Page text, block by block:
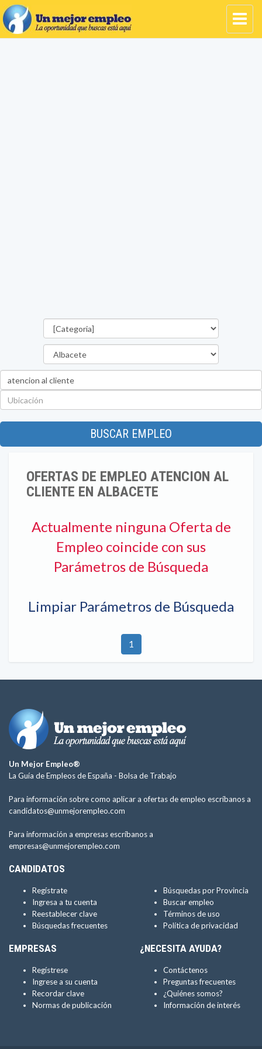
BUSCAR EMPLEO
OFERTAS DE EMPLEO ATENCION AL
CLIENTE EN ALBACETE
Actualmente ninguna Oferta de
Empleo coincide con sus
Parámetros de Búsqueda
Limpiar Parámetros de Búsqueda
1
Un Mejor Empleo®
La Guía de Empleos de España - Bolsa de Trabajo
Para información sobre como aplicar a ofertas de empleo escríbanos a
candidatos@unmejorempleo.com
Para información a empresas escríbanos a
empresas@unmejorempleo.com
CANDIDATOS
Regístrate
Ingresa a tu cuenta
Reestablecer clave
Búsquedas frecuentes
Búsquedas por Provincia
Buscar empleo
Términos de uso
Política de privacidad
EMPRESAS
Regístrese
Ingrese a su cuenta
Recordar clave
Normas de publicación
¿NECESITA AYUDA?
Contáctenos
Preguntas frecuentes
¿Quiénes somos?
Información de interés